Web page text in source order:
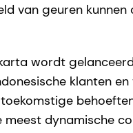
van geuren
wordt
klanten
meest dynamische